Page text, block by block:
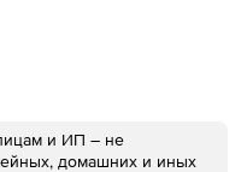
и ИП – не
домашних и иных